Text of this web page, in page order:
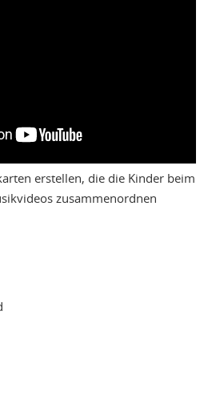
erstellen, die die Kinder beim
zusammenordnen